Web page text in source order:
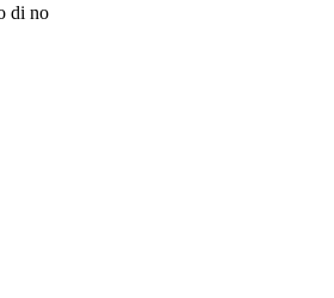
di no